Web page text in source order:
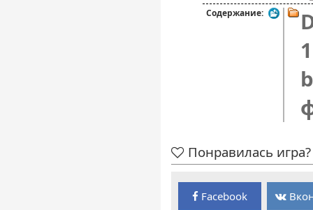
Содержание:
Понравилась
Facebook